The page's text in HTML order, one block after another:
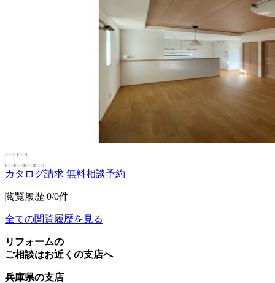
カタログ請求 無料相談予約
閲覧履歴 0/0件
全ての閲覧履歴を見る
リフォームの
ご相談はお近くの支店へ
兵庫県の支店